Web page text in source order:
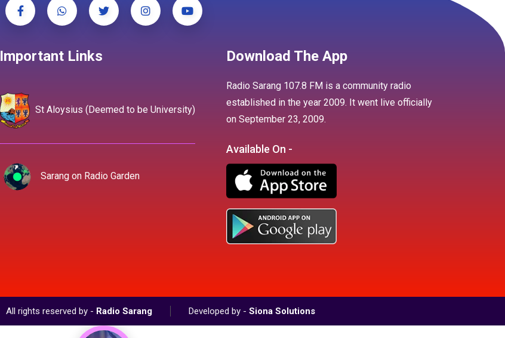
Important Links
St Aloysius (Deemed to be University)
Sarang on Radio Garden
Download The App
Radio Sarang 107.8 FM is a community radio
established in the year 2009. It went live officially
on September 23, 2009.
Available On -
All rights reserved by - Radio Sarang Developed by - Siona Solutions